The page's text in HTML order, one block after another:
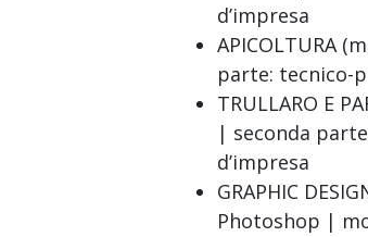
d’impresa
APICOLTURA
parte: tecnico-
TRULLARO E
| seconda
d’impresa
GRAPHIC
Photoshop |